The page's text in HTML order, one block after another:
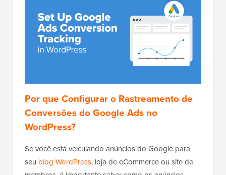
Por que Configurar o Rastreamento de
Conversões do Google Ads no
WordPress?
Se você está veiculando anúncios do Google para
seu blog WordPress, loja de eCommerce ou site de